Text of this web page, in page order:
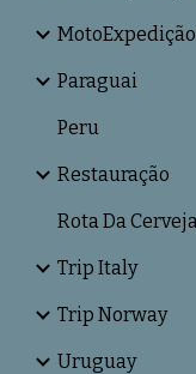
Paraguai
Peru
Restauração
Rota Da
Trip Italy
Trip Norway
Uruguay